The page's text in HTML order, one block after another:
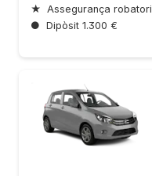
★ Assegurança robatori
● Dipòsit 1.300 €